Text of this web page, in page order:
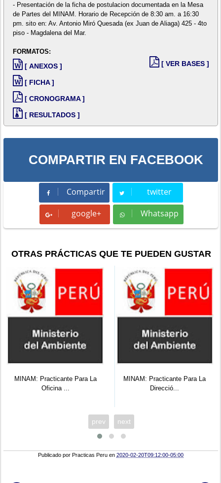
- Presentación de la ficha de postulacion documentada en la Mesa
de Partes del MINAM. Horario de Recepción de 8:30 am. a 16:30
pm. sito en: Av. Antonio Miró Quesada (ex Juan de Aliaga) 425 - 4to
piso - Magdalena del Mar.
FORMATOS:
[ ANEXOS ]
[ FICHA ]
[ CRONOGRAMA ]
[ RESULTADOS ]
[ VER BASES ]
COMPARTIR EN FACEBOOK
Compartir
Compartir twitter
Tweet
google+ Whatsapp
Whatsapp
OTRAS PRÁCTICAS QUE TE PUEDEN GUSTAR
MINAM: Practicante Para La
Oficina ...
MINAM: Practicante Para La
Direcció...
prev next
Publicado porPracticas Peru en2020-02-20T09:12:00-05:00